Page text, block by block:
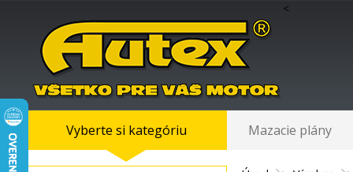
<
Vyberte si kategóriu Mazacie plány